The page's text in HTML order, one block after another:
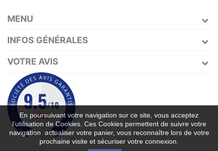
MENU
INFOS GÉNÉRALES
En poursuivant votre navigation sur ce site, vous acceptez
l’utilisation de Cookies. Ces Cookies permettent de suivre votre
navigation, actualiser votre panier, vous reconnaître lors de votre
prochaine visite et sécuriser votre connexion.
VOTRE AVIS